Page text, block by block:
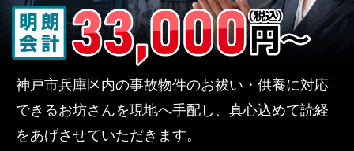
神戸市兵庫区内の事故物件のお祓い・供養に対応
できるお坊さんを現地へ手配し、真心込めて読経
をあげさせていただきます。